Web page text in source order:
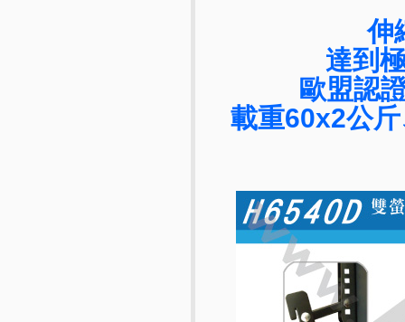
伸
達到
歐盟認
載重60x2公